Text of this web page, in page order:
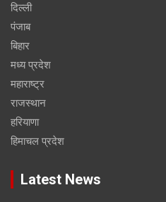
दिल्ली
पंजाब
बिहार
मध्य प्रदेश
महाराष्ट्र
राजस्थान
हरियाणा
हिमाचल प्रदेश
Latest News